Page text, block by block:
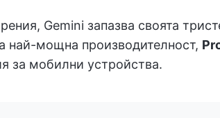
Gemini запазва своята
най-мощна производителност,
за мобилни устройства.